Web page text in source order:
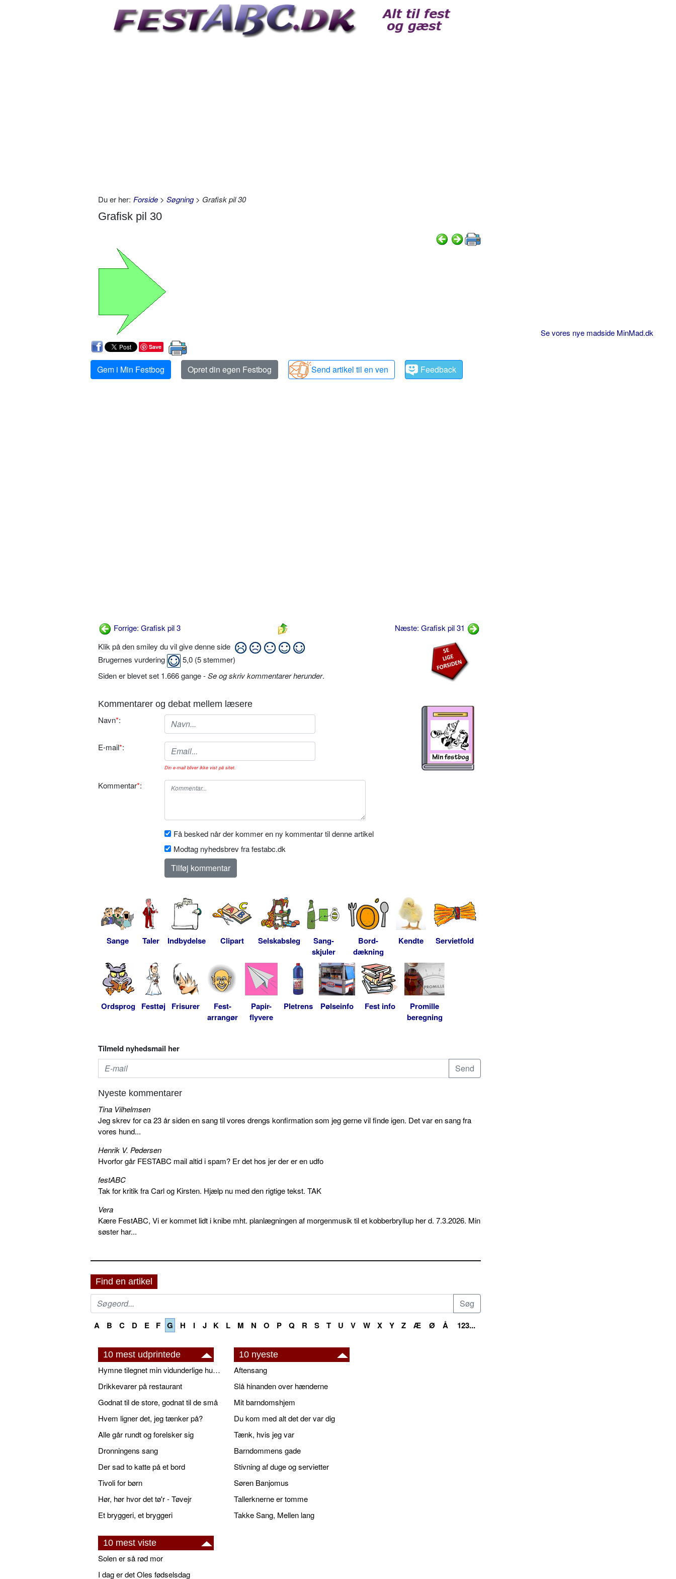
Du er her: Forside > Søgning> Grafisk pil 30
Grafisk pil 30
Save
Gem i Min Festbog Opret din egen Festbog Send artikel til en ven Feedback
Forrige: Grafisk pil 3
Næste: Grafisk pil 31
Klik på den smiley du vil give denne side
Brugernes vurdering
5,0 (5stemmer)
Siden er blevet set 1.666 gange -Se og skriv kommentarer herunder.
Kommentarer og debat mellem læsere
Navn*:
E-mail*:
Din e-mail bliver ikke vist på sitet.
Kommentar*:
Få besked når der kommer en ny kommentar til denne artikel
Modtag nyhedsbrev fra festabc.dk
Sange Taler Indbydelse Clipart Selskabsleg
Sang-
skjuler
Bord-
dækning
Kendte Servietfold
Ordsprog Festtøj Frisurer
Fest-
arrangør
Papir-
flyvere
Pletrens Pølseinfo Fest info
Promille
beregning
Tilmeld nyhedsmail her
Nyeste kommentarer
Tina Vilhelmsen
Jeg skrev for ca 23 år siden en sang til vores drengs konfirmation som jeg gerne vil finde igen. Det var en sang fra
vores hund...
Henrik V. Pedersen
Hvorfor går FESTABC mail altid i spam? Er det hos jer der er en udfo
festABC
Tak for kritik fra Carl og Kirsten. Hjælp nu med den rigtige tekst. TAK
Vera
Kære FestABC, Vi er kommet lidt i knibe mht. planlægningen af morgenmusik til et kobberbryllup her d. 7.3.2026. Min
søster har...
Find en artikel
A B C D E F G H I J K L M N O P Q R S T U V W X Y Z Æ Ø Å 123...
10 mest udprintede
Hymne tilegnet min vidunderlige husbond
Drikkevarer på restaurant
Godnat til de store, godnat til de små
Hvem ligner det, jeg tænker på?
Alle går rundt og forelsker sig
Dronningens sang
Der sad to katte på et bord
Tivoli for børn
Hør, hør hvor det tø'r - Tøvejr
Et bryggeri, et bryggeri
10 nyeste
Aftensang
Slå hinanden over hænderne
Mit barndomshjem
Du kom med alt det der var dig
Tænk, hvis jeg var
Barndommens gade
Stivning af duge og servietter
Søren Banjomus
Tallerknerne er tomme
Takke Sang, Mellen lang
10 mest viste
Solen er så rød mor
I dag er det Oles fødselsdag
Se vores nye madside MinMad.dk